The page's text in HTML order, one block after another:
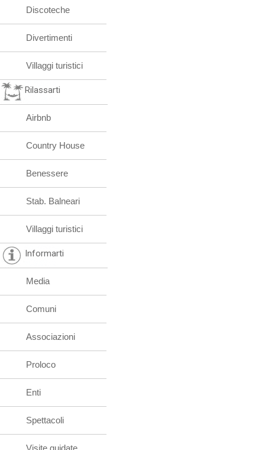
Discoteche
Divertimenti
Villaggi turistici
Rilassarti
Airbnb
Country House
Benessere
Stab. Balneari
Villaggi turistici
Informarti
Media
Comuni
Associazioni
Proloco
Enti
Spettacoli
Visite guidate